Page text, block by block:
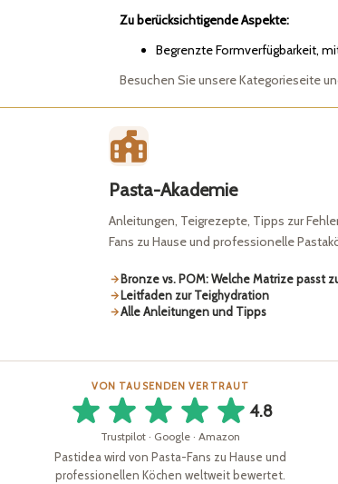
Zu berücksichtigende Aspekte:
Begrenzte Formverfügbarkeit,
Besuchen Sie unsere Kategorieseite
Pasta-Akademie
Anleitungen, Teigrezepte, Tipps zur
Fans zu Hause und professionelle
Bronze vs. POM: Welche Matrize passt
Leitfaden zur Teighydration
Alle Anleitungen und Tipps
VON TAUSENDEN VERTRAUT
4.8
Trustpilot · Google · Amazon
Pastidea wird von Pasta-Fans zu Hause und
professionellen Köchen weltweit bewertet.